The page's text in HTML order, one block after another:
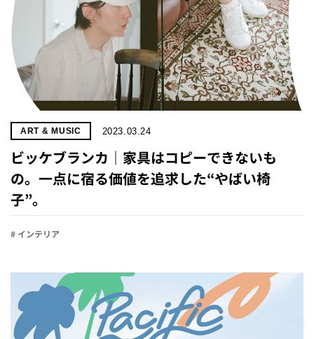
ART & MUSIC 2023.03.24
ビッケブランカ｜家具はコピーできないも
の。一点に宿る価値を追求した“やばい椅
子”。
# インテリア